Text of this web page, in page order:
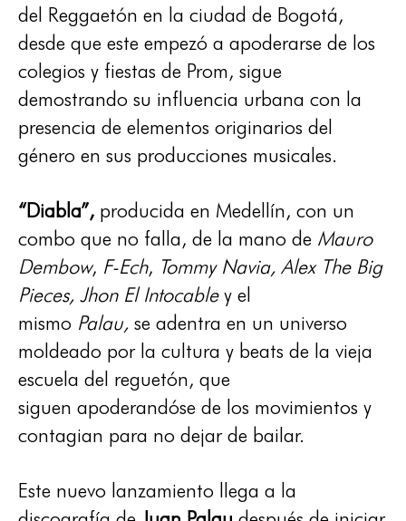
del Reggaetón en la ciudad de Bogotá,
desde que este empezó a apoderarse de los
colegios y fiestas de Prom, sigue
demostrando su influencia urbana con la
presencia de elementos originarios del
género en sus producciones musicales.
“Diabla”, producida en Medellín, con un
combo que no falla, de la mano de Mauro
Dembow, F-Ech, Tommy Navia, Alex The Big
Pieces, Jhon El Intocabley el
mismo Palau, se adentra en un universo
moldeado por la cultura y beats de la vieja
escuela del reguetón, que
siguen apoderandóse de los movimientos y
contagian para no dejar de bailar.
Este nuevo lanzamiento llega a la